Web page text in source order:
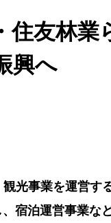
友林業
興へ
光事業を運営
宿泊運営事業な